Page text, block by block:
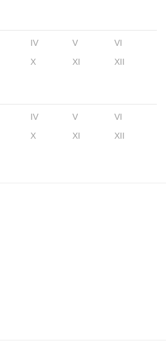
IV V
VI
X XI XII
IV V
VI
X XI XII